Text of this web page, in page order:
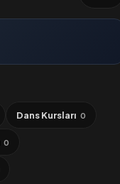
Dans Kursları 0
0